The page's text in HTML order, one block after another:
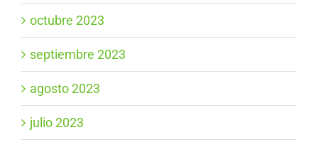
octubre 2023
septiembre 2023
agosto 2023
julio 2023